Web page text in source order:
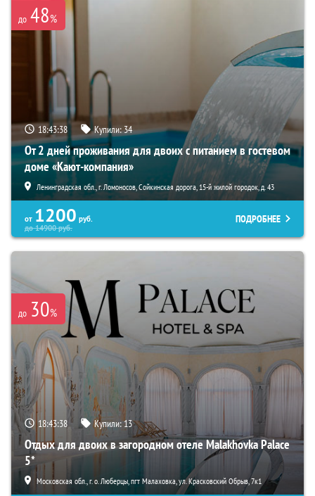
до 48%
18:43:36 Купили:34
От 2 дней проживания для двоих с питанием в гостевом
доме «Кают-компания»
Ленинградская обл., г. Ломоносов, Сойкинская дорога, 15-й жилой городок, д. 43
от 1200 руб.
до14900руб.
ПОДРОБНЕЕ
до 30%
18:43:36 Купили:13
Отдых для двоих в загородном отеле Malakhovka Palace
5*
Московская обл., г. о. Люберцы, пгт Малаховка, ул. Красковский Обрыв, 7к1